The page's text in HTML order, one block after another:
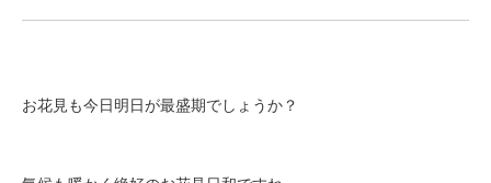
お花見も今日明日が最盛期でしょうか？